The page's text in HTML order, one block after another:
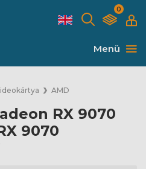
0
Menü
AMD
RX 9070
9070